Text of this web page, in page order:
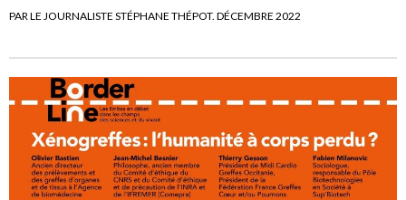
PAR LE JOURNALISTE STÉPHANE THÉPOT. DÉCEMBRE 2022